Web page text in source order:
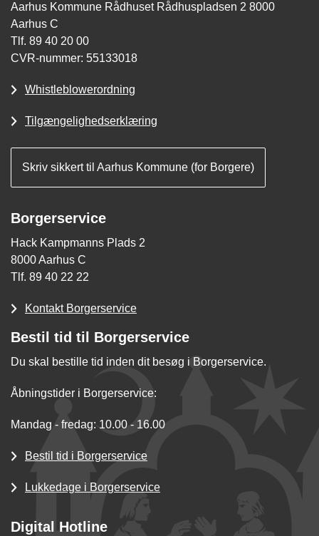
Aarhus Kommune Rådhuset Rådhuspladsen 2 8000
Aarhus C
Tlf. 89 40 20 00
CVR-nummer: 55133018
Whistleblowerordning
Tilgængelighedserklæring
Skriv sikkert til Aarhus Kommune (for Borgere)
Borgerservice
Hack Kampmanns Plads 2
8000 Aarhus C
Tlf. 89 40 22 22
Kontakt Borgerservice
Bestil tid til Borgerservice
Du skal bestille tid inden dit besøg i Borgerservice.
Åbningstider i Borgerservice:
Mandag - fredag: 10.00 - 16.00
Bestil tid i Borgerservice
Lukkedage i Borgerservice
Digital Hotline